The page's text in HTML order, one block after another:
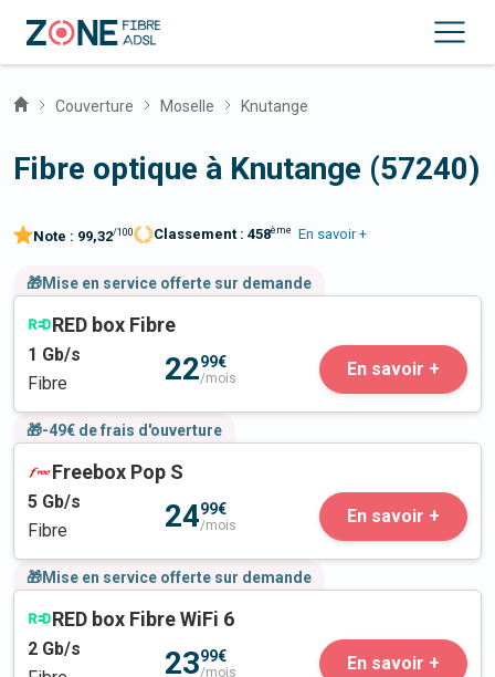
Couverture Moselle Knutange
Fibre optique à Knutange (57240)
Note : 99,32/100 Classement : 458ème En savoir +
🎁Mise en service offerte sur demande
RED box Fibre
1 Gb/s
Fibre
2299€
/mois En savoir +
🎁-49€ de frais d'ouverture
Freebox Pop S
5 Gb/s
Fibre
2499€
/mois En savoir +
🎁Mise en service offerte sur demande
RED box Fibre WiFi 6
2 Gb/s
2399€
/mois En savoir +